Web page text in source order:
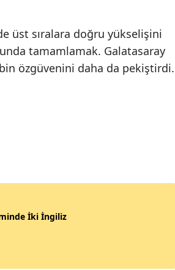
üst sıralara doğru yükselişini
tamamlamak. Galatasaray
özgüvenini daha da pekiştirdi.
İki İngiliz